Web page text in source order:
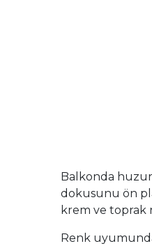
Balkonda
dokusunu ön
krem ve
Renk